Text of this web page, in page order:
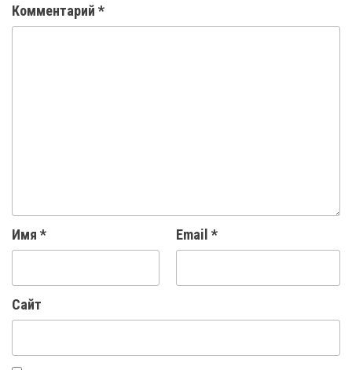
Комментарий *
Имя * Email *
Сайт